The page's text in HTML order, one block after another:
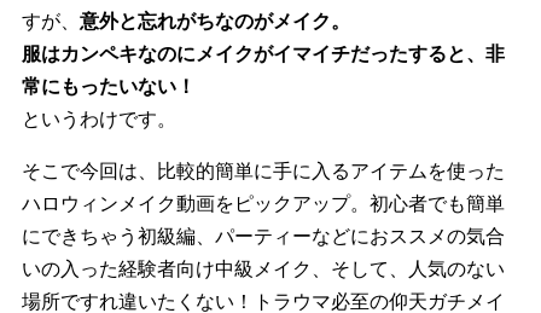
すが、意外と忘れがちなのがメイク。
服はカンペキなのにメイクがイマイチだったすると、非
常にもったいない！
というわけです。
そこで今回は、 比較的簡単に手に入るアイテムを使った
ハロウィンメイク動画をピックアップ。初心者でも簡単
にできちゃう初級編、パーティーなどにおススメの気合
いの入った経験者向け中級メイク
、そして、人気のない
場所ですれ違いたくない！
トラウマ必至の仰天ガチメイ